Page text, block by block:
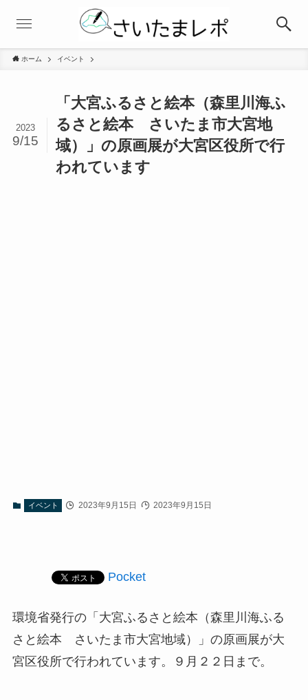
ホーム イベント
「大宮ふるさと絵本（森里川海ふ
るさと絵本 さいたま市大宮地
域）」の原画展が大宮区役所で行
われています
2023
9/15
イベント 2023年9月15日 2023年9月15日
Pocket
環境省発行の「大宮ふるさと絵本（森里川海ふる
さと絵本 さいたま市大宮地域）」の原画展が大
宮区役所で行われています。９月２２日まで。